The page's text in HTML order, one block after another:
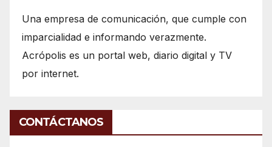
Una empresa de comunicación, que cumple con
imparcialidad e informando verazmente.
Acrópolis es un portal web, diario digital y TV
por internet.
CONTÁCTANOS